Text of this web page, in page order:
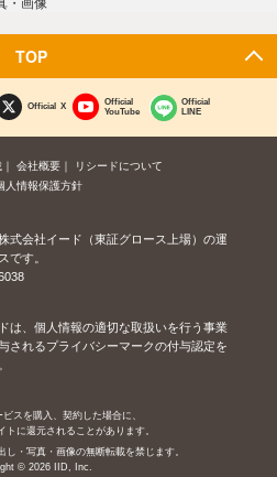
TOP
Official X
Official
YouTube
Official
LINE
会社概要
リシードについて
人情報保護方針
式会社イード（東証グロース上場）の運
です。
は、個人情報の適切な取扱いを行う事業
されるプライバシーマークの付与認定を
スを購入、契約した場合に、
トに還元されることがあります。
し・写真・画像の無断転載を禁じます。
© 2026 IID, Inc.